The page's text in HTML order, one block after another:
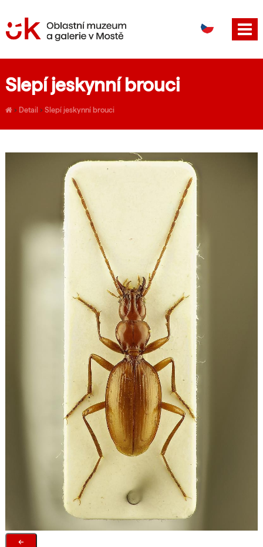
EN
Slepí jeskynní brouci
› Detail › Slepí jeskynní brouci
←